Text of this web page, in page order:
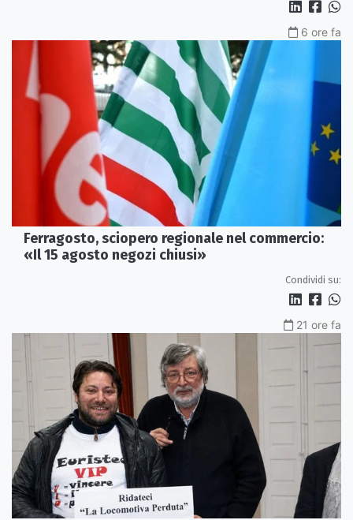
6 ore fa
Ferragosto, sciopero regionale nel commercio:
«Il 15 agosto negozi chiusi»
Condividi su:
21 ore fa